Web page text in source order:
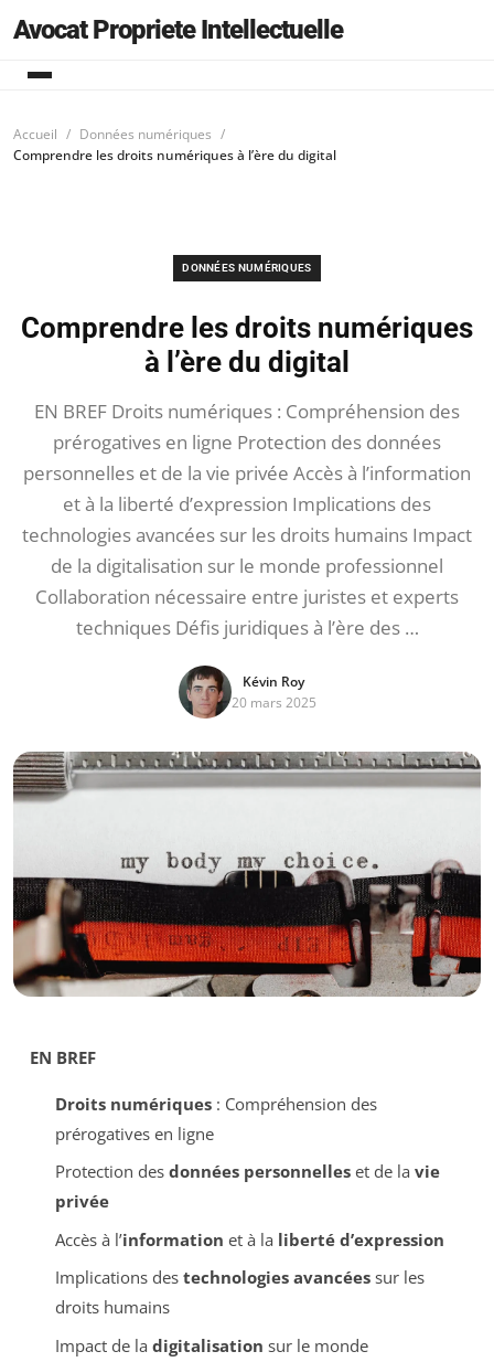
Avocat Propriete Intellectuelle
Accueil
Données numériques
Comprendre les droits numériques à l’ère du digital
DONNÉES NUMÉRIQUES
Comprendre les droits numériques
à l’ère du digital
EN BREF Droits numériques : Compréhension des
prérogatives en ligne Protection des données
personnelles et de la vie privée Accès à l’information
et à la liberté d’expression Implications des
technologies avancées sur les droits humains Impact
de la digitalisation sur le monde professionnel
Collaboration nécessaire entre juristes et experts
techniques Défis juridiques à l’ère des …
Kévin Roy
20 mars 2025
EN BREF
Droits numériques: Compréhension des
prérogatives en ligne
Protection des données personnelleset de la vie
privée
Accès à l’information et à la liberté d’expression
Implications des technologies avancéessur les
droits humains
Impact de la digitalisation sur le monde